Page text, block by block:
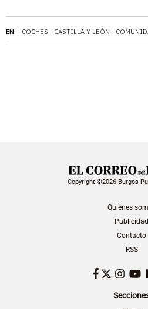
EN: COCHES CASTILLA Y LEÓN
Copyright ©2026 Burgos
Quiénes
Publicidad
Contacto
RSS
Facebook
Twitter